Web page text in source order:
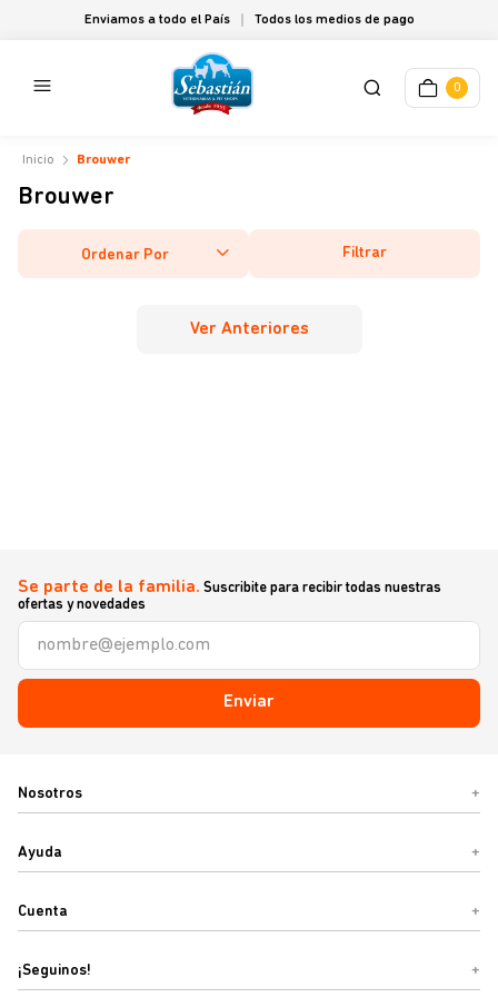
Enviamos a todo el País Todos los medios de pago
0
Brouwer
Brouwer
Ordenar Por Filtrar
Se parte de la familia. Suscribite para recibir todas nuestras
ofertas y novedades
Enviar
Nosotros +
Ayuda +
Cuenta +
¡Seguinos! +